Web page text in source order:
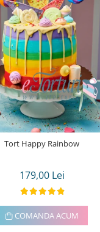
Tort Happy Rainbow
179,00 Lei
COMANDA ACUM